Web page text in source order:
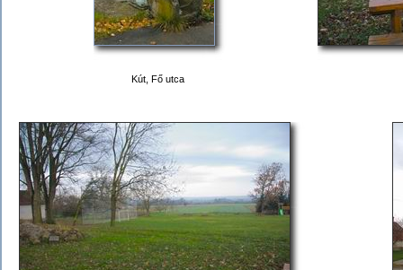
Kút, Fő utca